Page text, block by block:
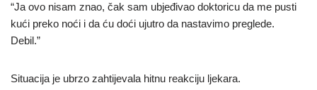
“Ja ovo nisam znao, čak sam ubjeđivao doktoricu da me pusti
kući preko noći i da ću doći ujutro da nastavimo preglede.
Debil.”
Situacija je ubrzo zahtijevala hitnu reakciju ljekara.